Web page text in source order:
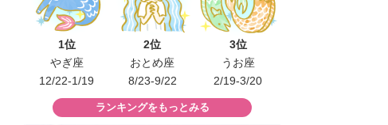
1位
やぎ座
12/22-1/19
2位
おとめ座
8/23-9/22
3位
うお座
2/19-3/20
ランキングをもっとみる